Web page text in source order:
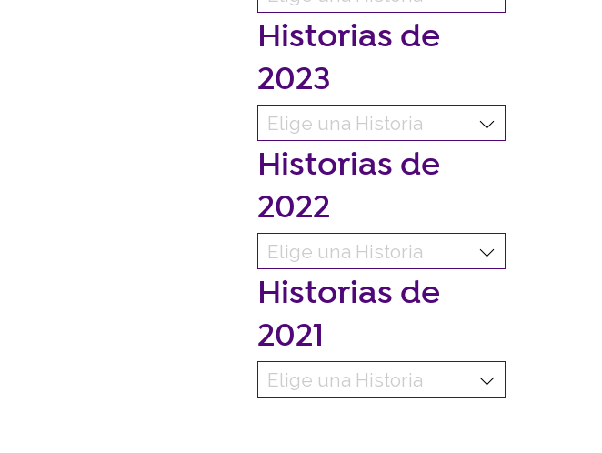
Historias de
2023
Historias de
2022
Historias de
2021